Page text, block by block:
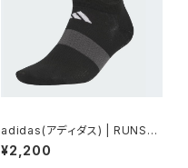
adidas(アディダス) | RUNSO
CKS | Black / Grey Six
¥2,200